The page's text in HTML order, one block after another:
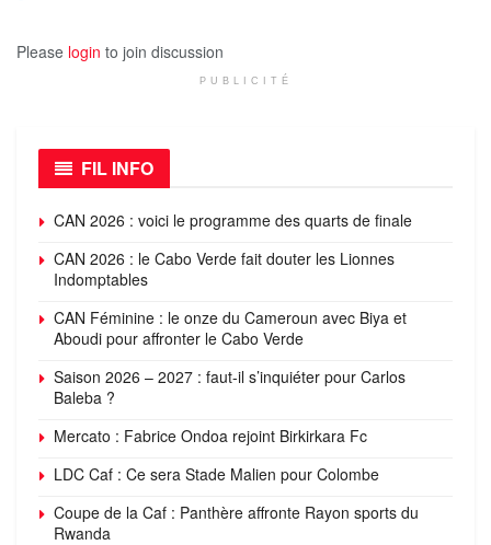
Please login to join discussion
PUBLICITÉ
FIL INFO
CAN 2026 : voici le programme des quarts de finale
CAN 2026 : le Cabo Verde fait douter les Lionnes
Indomptables
CAN Féminine : le onze du Cameroun avec Biya et
Aboudi pour affronter le Cabo Verde
Saison 2026 – 2027 : faut-il s’inquiéter pour Carlos
Baleba ?
Mercato : Fabrice Ondoa rejoint Birkirkara Fc
LDC Caf : Ce sera Stade Malien pour Colombe
Coupe de la Caf : Panthère affronte Rayon sports du
Rwanda